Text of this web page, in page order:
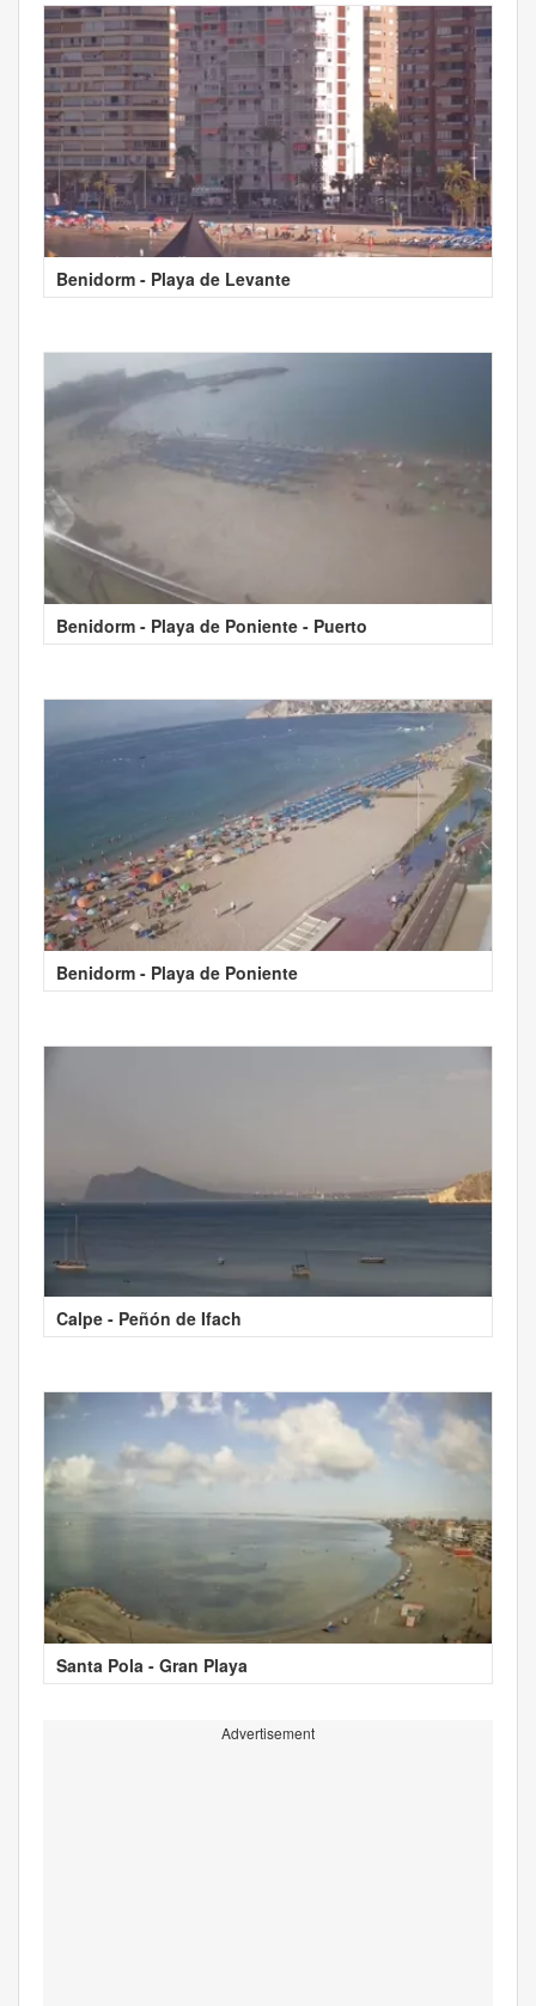
Benidorm - Playa de Levante
Benidorm - Playa de Poniente - Puerto
Benidorm - Playa de Poniente
Calpe - Peñón de Ifach
Santa Pola - Gran Playa
Advertisement